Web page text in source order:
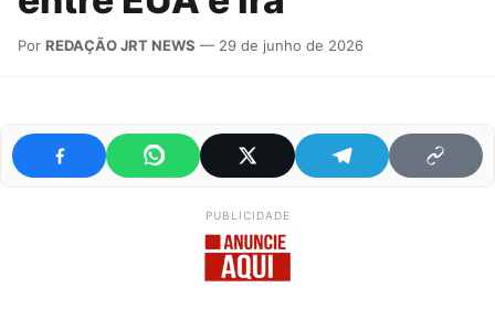
Por REDAÇÃO JRT NEWS — 29 de junho de 2026
PUBLICIDADE